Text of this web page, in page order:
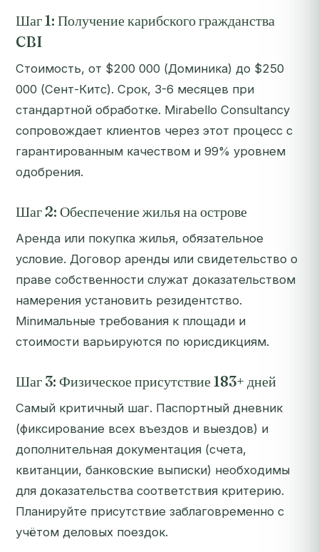
Шаг 1: Получение карибского гражданства
CBI
Стоимость, от $200 000 (Доминика) до $250
000 (Сент-Китс). Срок, 3-6 месяцев при
стандартной обработке. Mirabello Consultancy
сопровождает клиентов через этот процесс с
гарантированным качеством и 99% уровнем
одобрения.
Шаг 2: Обеспечение жилья на острове
Аренда или покупка жилья, обязательное
условие. Договор аренды или свидетельство о
праве собственности служат доказательством
намерения установить резидентство.
Minимальные требования к площади и
стоимости варьируются по юрисдикциям.
Шаг 3: Физическое присутствие 183+ дней
Самый критичный шаг. Паспортный дневник
(фиксирование всех въездов и выездов) и
дополнительная документация (счета,
квитанции, банковские выписки) необходимы
для доказательства соответствия критерию.
Планируйте присутствие заблаговременно с
учётом деловых поездок.